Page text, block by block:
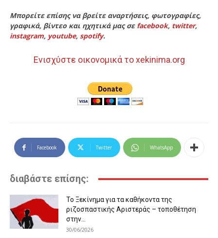
Μπορείτε επίσης να βρείτε αναρτήσεις, φωτογραφίες,
γραφικά, βίντεο και ηχητικά μας σε facebook, twitter,
instagram, youtube, spotify.
Ενισχύστε οικονομικά το xekinima.org
Facebook Twitter WhatsApp
διαβάστε επίσης:
Το Ξεκίνημα για τα καθήκοντα της
ριζοσπαστικής Αριστεράς – τοποθέτηση
στην...
30/06/2026